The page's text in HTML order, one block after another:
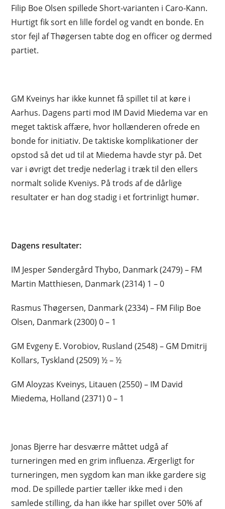
Filip Boe Olsen spillede Short-varianten i Caro-Kann.
Hurtigt fik sort en lille fordel og vandt en bonde. En
stor fejl af Thøgersen tabte dog en officer og dermed
partiet.
GM Kveinys har ikke kunnet få spillet til at køre i
Aarhus. Dagens parti mod IM David Miedema var en
meget taktisk affære, hvor hollænderen ofrede en
bonde for initiativ. De taktiske komplikationer der
opstod så det ud til at Miedema havde styr på. Det
var i øvrigt det tredje nederlag i træk til den ellers
normalt solide Kveniys. På trods af de dårlige
resultater er han dog stadig i et fortrinligt humør.
Dagens resultater:
IM Jesper Søndergård Thybo, Danmark (2479) – FM
Martin Matthiesen, Danmark (2314) 1 – 0
Rasmus Thøgersen, Danmark (2334) – FM Filip Boe
Olsen, Danmark (2300) 0 – 1
GM Evgeny E. Vorobiov, Rusland (2548) – GM Dmitrij
Kollars, Tyskland (2509) ½ – ½
GM Aloyzas Kveinys, Litauen (2550) – IM David
Miedema, Holland (2371) 0 – 1
Jonas Bjerre har desværre måttet udgå af
turneringen med en grim influenza. Ærgerligt for
turneringen, men sygdom kan man ikke gardere sig
mod. De spillede partier tæller ikke med i den
samlede stilling, da han ikke har spillet over 50% af